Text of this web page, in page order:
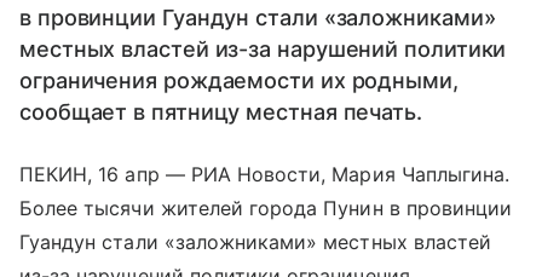
в провинции Гуандун стали «заложниками»
местных властей из-за нарушений политики
ограничения рождаемости их родными,
сообщает в пятницу местная печать.
ПЕКИН, 16 апр — РИА Новости, Мария Чаплыгина.
Более тысячи жителей города Пунин в провинции
Гуандун стали «заложниками» местных властей